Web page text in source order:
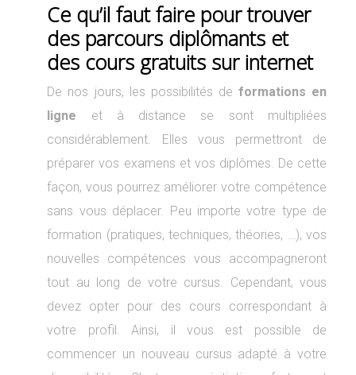
Ce qu’il faut faire pour trouver
des parcours diplômants et
des cours gratuits sur internet
De nos jours, les possibilités de formations en
ligne et à distance se sont multipliées
considérablement. Elles vous permettront de
préparer vos examens et vos diplômes. De cette
façon, vous pourrez améliorer votre compétence
sans vous déplacer. Peu importe votre type de
formation (pratiques, techniques, théories, …), vos
nouvelles compétences vous accompagneront
tout au long de votre cursus. Cependant, vous
devez opter pour des cours correspondant à
votre profil. Ainsi, il vous est possible de
commencer un nouveau cursus adapté à votre